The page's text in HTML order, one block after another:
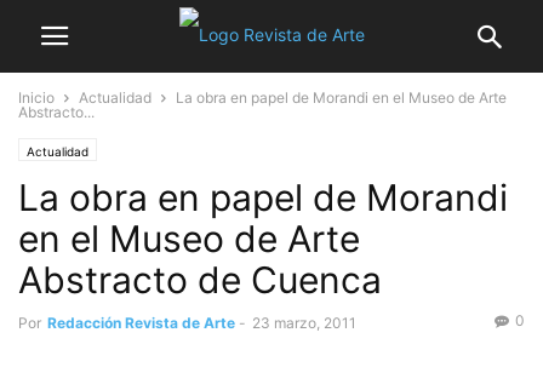
Inicio Actualidad
La obra en papel de Morandi en el Museo de Arte
Abstracto...
Actualidad
La obra en papel de Morandi
en el Museo de Arte
Abstracto de Cuenca
Por Redacción Revista de Arte - 23 marzo, 2011 0